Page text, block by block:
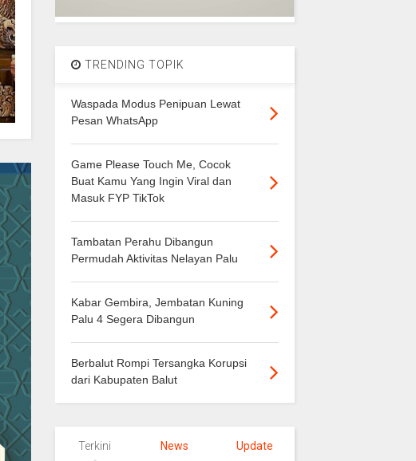
TRENDING TOPIK
Waspada Modus Penipuan Lewat
Pesan WhatsApp
Game Please Touch Me, Cocok
Buat Kamu Yang Ingin Viral dan
Masuk FYP TikTok
Tambatan Perahu Dibangun
Permudah Aktivitas Nelayan Palu
Kabar Gembira, Jembatan Kuning
Palu 4 Segera Dibangun
Berbalut Rompi Tersangka Korupsi
dari Kabupaten Balut
Terkini News Update